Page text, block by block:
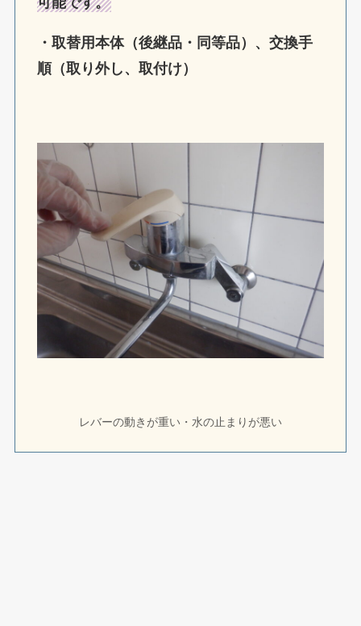
・取替用本体（後継品・同等品）、交換手
順（取り外し、取付け）
レバーの動きが重い・水の止まりが悪い